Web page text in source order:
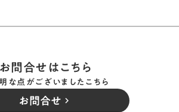
お問合せはこちら
な点がございましたこちら
お問合せ keyboard_arrow_right